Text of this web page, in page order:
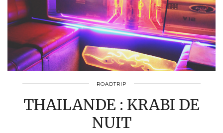
ROADTRIP
THAILANDE : KRABI DE
NUIT